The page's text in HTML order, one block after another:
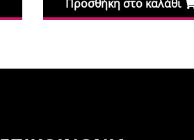
Προσθήκη στο καλάθι